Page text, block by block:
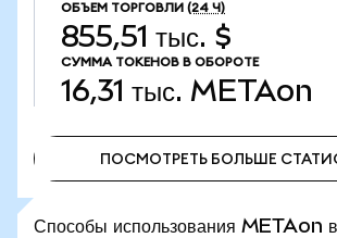
ОБЪЕМ ТОРГОВЛИ (24 Ч)
855,51 тыс. $
СУММА ТОКЕНОВ В ОБОРОТЕ
16,31 тыс. METAon
ПОСМОТРЕТЬ БОЛЬШЕ
Способы использования